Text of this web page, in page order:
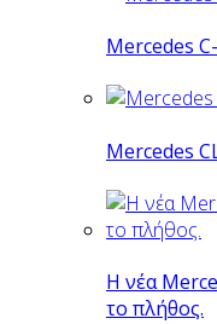
Mercedes
Mercedes
Η νέα
το πλήθος.